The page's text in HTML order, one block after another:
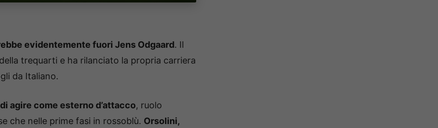
evidentemente fuori Jens Odgaard. Il
trequarti e ha rilanciato la propria carriera
da Italiano.
agire come esterno d’attacco, ruolo
che nelle prime fasi in rossoblù. Orsolini,